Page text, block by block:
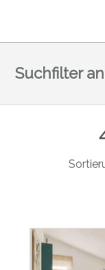
Suchfilter